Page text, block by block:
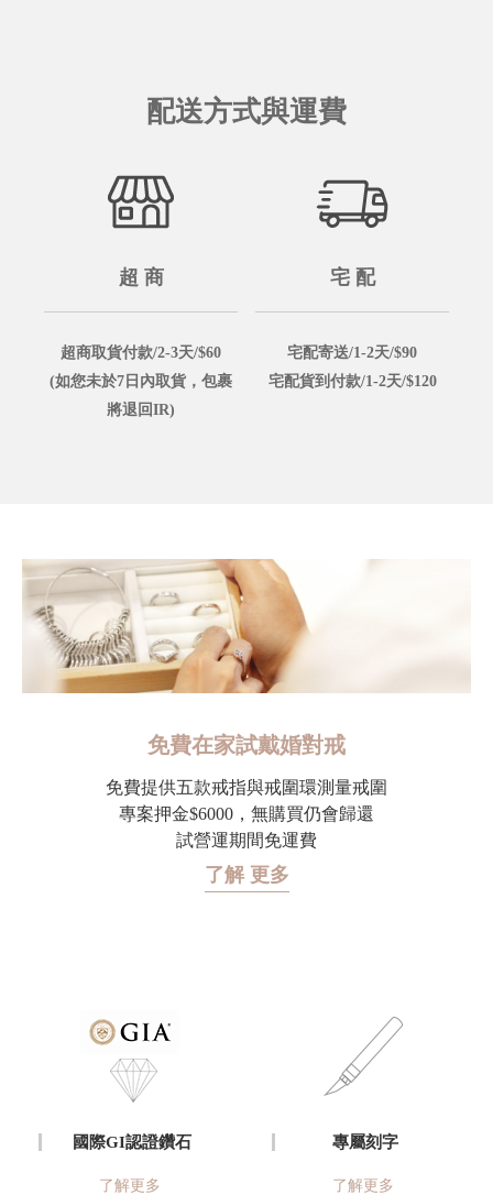
配送方式與運費
超 商
超商取貨付款/2-3天/$60
(如您未於7日內取貨，包裹
將退回IR)
宅 配
宅配寄送/1-2天/$90
宅配貨到付款/1-2天/$120
免費在家試戴婚對戒
免費提供五款戒指與戒圍環測量戒圍
專案押金$6000，無購買仍會歸還
試營運期間免運費
了解 更多
國際GI認證鑽石
了解更多
專屬刻字
了解更多